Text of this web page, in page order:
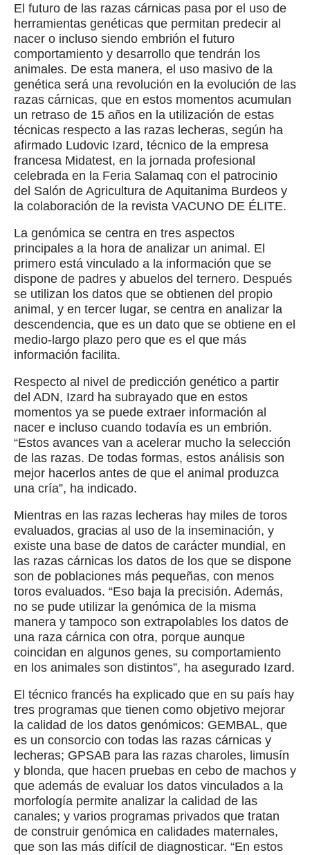
El futuro de las razas cárnicas pasa por el uso de
herramientas genéticas que permitan predecir al
nacer o incluso siendo embrión el futuro
comportamiento y desarrollo que tendrán los
animales. De esta manera, el uso masivo de la
genética será una revolución en la evolución de las
razas cárnicas, que en estos momentos acumulan
un retraso de 15 años en la utilización de estas
técnicas respecto a las razas lecheras, según ha
afirmado Ludovic Izard, técnico de la empresa
francesa Midatest, en la jornada profesional
celebrada en la Feria Salamaq con el patrocinio
del Salón de Agricultura de Aquitanima Burdeos y
la colaboración de la revista VACUNO DE ÉLITE.
La genómica se centra en tres aspectos
principales a la hora de analizar un animal. El
primero está vinculado a la información que se
dispone de padres y abuelos del ternero. Después
se utilizan los datos que se obtienen del propio
animal, y en tercer lugar, se centra en analizar la
descendencia, que es un dato que se obtiene en el
medio-largo plazo pero que es el que más
información facilita.
Respecto al nivel de predicción genético a partir
del ADN, Izard ha subrayado que en estos
momentos ya se puede extraer información al
nacer e incluso cuando todavía es un embrión.
“Estos avances van a acelerar mucho la selección
de las razas. De todas formas, estos análisis son
mejor hacerlos antes de que el animal produzca
una cría”, ha indicado.
Mientras en las razas lecheras hay miles de toros
evaluados, gracias al uso de la inseminación, y
existe una base de datos de carácter mundial, en
las razas cárnicas los datos de los que se dispone
son de poblaciones más pequeñas, con menos
toros evaluados. “Eso baja la precisión. Además,
no se pude utilizar la genómica de la misma
manera y tampoco son extrapolables los datos de
una raza cárnica con otra, porque aunque
coincidan en algunos genes, su comportamiento
en los animales son distintos”, ha asegurado Izard.
El técnico francés ha explicado que en su país hay
tres programas que tienen como objetivo mejorar
la calidad de los datos genómicos: GEMBAL, que
es un consorcio con todas las razas cárnicas y
lecheras; GPSAB para las razas charoles, limusín
y blonda, que hacen pruebas en cebo de machos y
que además de evaluar los datos vinculados a la
morfología permite analizar la calidad de las
canales; y varios programas privados que tratan
de construir genómica en calidades maternales,
que son las más difícil de diagnosticar. “En estos